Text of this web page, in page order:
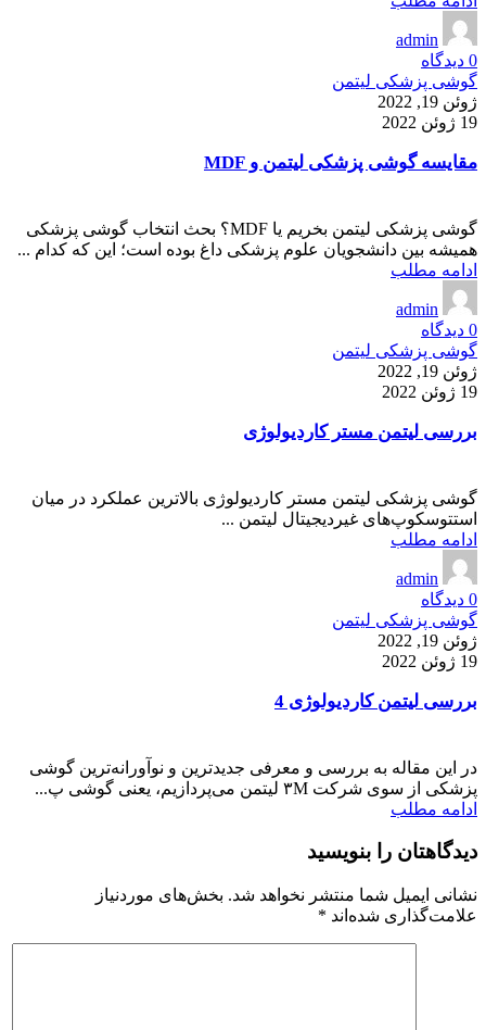
admin
0 دیدگاه
گوشی پزشکی لیتمن
ژوئن 19, 2022
19 ژوئن 2022
مقایسه گوشی پزشکی لیتمن و MDF
گوشی پزشکی لیتمن بخریم یا MDF؟ بحث انتخاب گوشی پزشکی
همیشه بین دانشجویان علوم پزشکی داغ بوده است؛ این که کدام ...
ادامه مطلب
admin
0 دیدگاه
گوشی پزشکی لیتمن
ژوئن 19, 2022
19 ژوئن 2022
بررسی لیتمن مستر کاردیولوژی
گوشی پزشکی لیتمن مستر کاردیولوژی بالاترین عملکرد در میان
استتوسکوپ‌های غیردیجیتال لیتمن ...
ادامه مطلب
admin
0 دیدگاه
گوشی پزشکی لیتمن
ژوئن 19, 2022
19 ژوئن 2022
بررسی لیتمن کاردیولوژی 4
در این مقاله به بررسی و معرفی جدیدترین و نوآورانه‌ترین گوشی
پزشکی از سوی شرکت ۳M لیتمن می‌پردازیم، یعنی گوشی پ...
ادامه مطلب
دیدگاهتان را بنویسید
نشانی ایمیل شما منتشر نخواهد شد. بخش‌های موردنیاز
علامت‌گذاری شده‌اند *